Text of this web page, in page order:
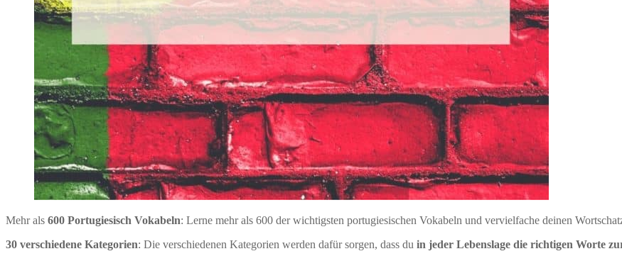
Mehr als 600 Portugiesisch Vokabeln: Lerne mehr als 600 der wichtigsten portugiesischen Vokabeln und vervielfache deinen
30 verschiedene Kategorien: Die verschiedenen Kategorien werden dafür sorgen, dass du in jeder Lebenslage die richtigen Worte